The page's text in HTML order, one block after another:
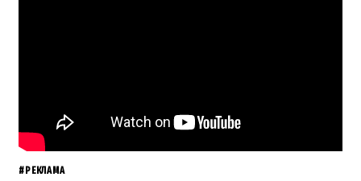
#РЕКЛАМА